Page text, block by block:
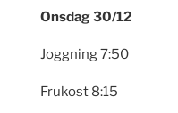
Onsdag 30/12
Joggning 7:50
Frukost 8:15